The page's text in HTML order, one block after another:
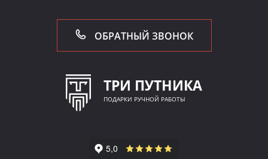
ОБРАТНЫЙ ЗВОНОК
ТРИ ПУТНИКА
ПОДАРКИ РУЧНОЙ РАБОТЫ